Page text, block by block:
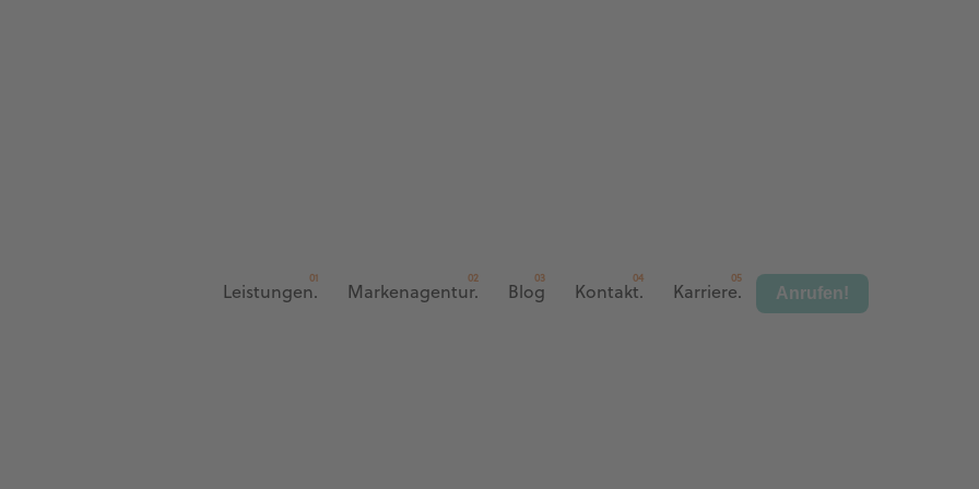
Leistungen. Markenagentur. Blog Kontakt. Karriere. Anrufen!